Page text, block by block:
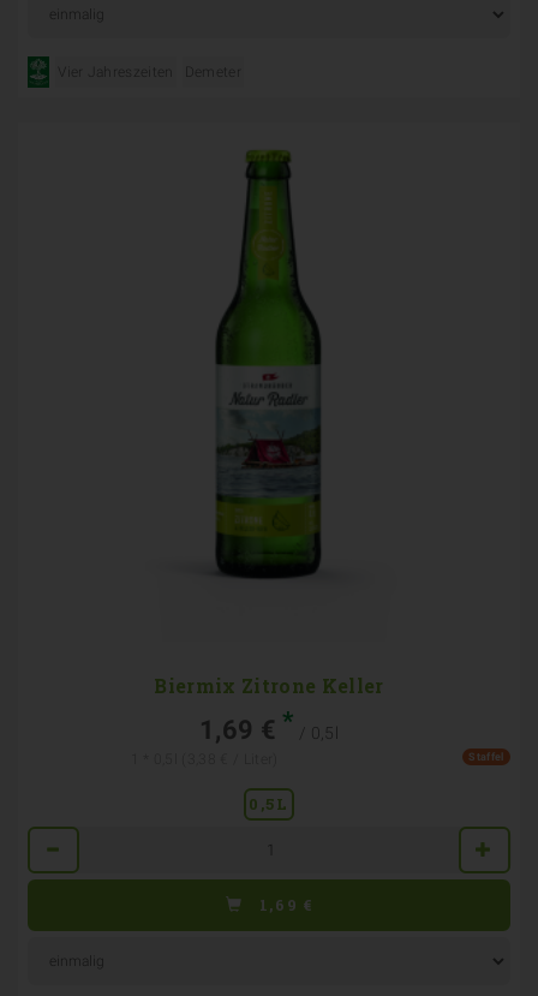
Vier Jahreszeiten Demeter
Biermix Zitrone Keller
1,69 € * / 0,5l
Staffel
0,5L
1,69 €